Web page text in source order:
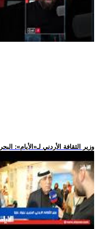
.. وزير الثقافة الأردني لـ«الأيام»: